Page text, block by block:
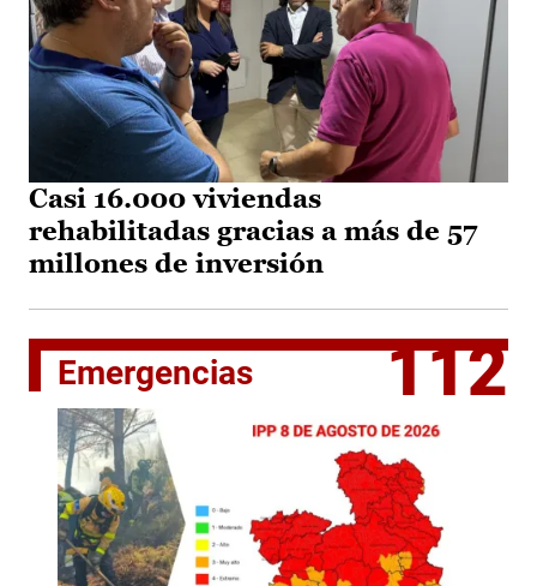
Casi 16.000 viviendas
rehabilitadas gracias a más de 57
millones de inversión
Emergencias 112